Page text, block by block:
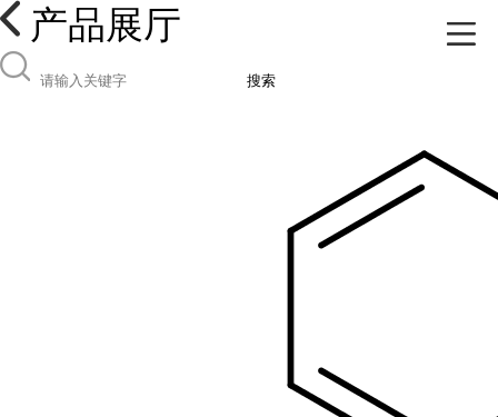
产品展厅
搜索